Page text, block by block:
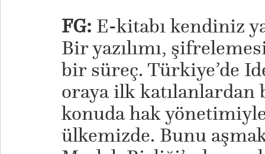
FG: E-kitabı kendiniz
Bir yazılımı,
bir süreç. Türkiye’de
oraya ilk katılanlardan
konuda hak
ülkemizde. Bunu